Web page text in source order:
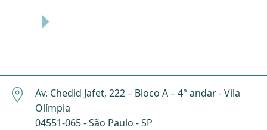
Av. Chedid Jafet, 222 – Bloco A – 4° andar - Vila
Olímpia
04551-065 - São Paulo - SP